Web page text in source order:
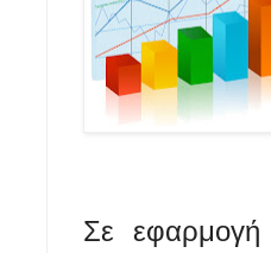
Σε εφαρμογή